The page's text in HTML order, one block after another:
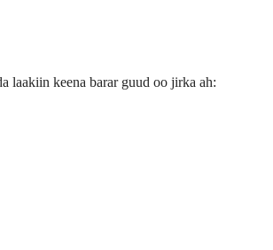
laakiin keena barar guud oo jirka ah: